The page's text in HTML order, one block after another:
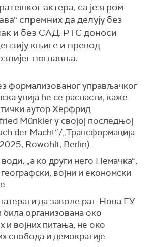
актера, са језгром
спремних да делују без
и без САД. РТС доноси
књиге и превод
поглавља.
формализованог управљачког
унија ће се распасти, каже
аутор Херфрид
Münkler у својој последњој
der Macht“/„Трансформација
Rowohlt, Berlin).
„а ко други него Немачка“,
војни и економски
да заволе рат. Нова ЕУ
била организована око
и војних питања, не око
слобода и демократије.